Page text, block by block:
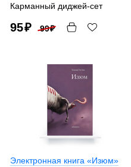
Карманный диджей-сет
95₽ 99₽
Электронная книга «Изюм»